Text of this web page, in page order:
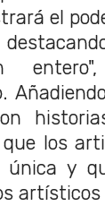
el
que los
y
artísticos